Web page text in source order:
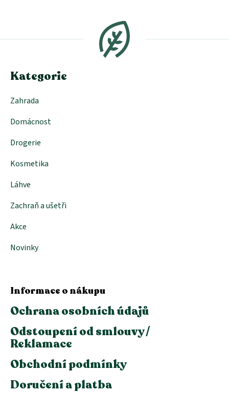
a
Kategorie
Zahrada
Domácnost
Drogerie
Kosmetika
Láhve
Zachraň a ušetři
Akce
Novinky
Informace o nákupu
Ochrana osobních údajů
Odstoupení od smlouvy /
Reklamace
Obchodní podmínky
Doručení a platba